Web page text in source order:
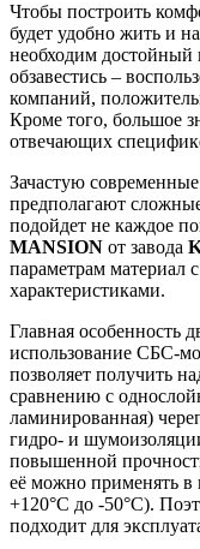
Чтобы построить
будет удобно жить и
необходим достойный
обзавестись –
компаний,
Кроме того, большое
отвечающих
Зачастую
предполагают
подойдет не каждое
MANSION от завода
параметрам материал
характеристиками.
Главная
использование СБС-
позволяет получить
сравнению с
ламинированная)
гидро- и
повышенной
её можно применять в
+120°С до -50°С).
подходит для